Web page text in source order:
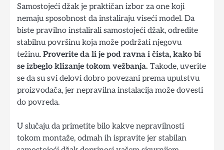
Samostojeći džak je praktičan izbor za one koji
nemaju sposobnost da instaliraju viseći model. Da
biste pravilno instalirali samostojeći džak, odredite
stabilnu površinu koja može podržati njegovu
težinu. Proverite da li je pod ravna i čista, kako bi
se izbeglo klizanje tokom vežbanja. Takođe, uverite
se da su svi delovi dobro povezani prema uputstvu
proizvođača, jer nepravilna instalacija može dovesti
do povreda.
U slučaju da primetite bilo kakve nepravilnosti
tokom montaže, odmah ih ispravite jer stabilan